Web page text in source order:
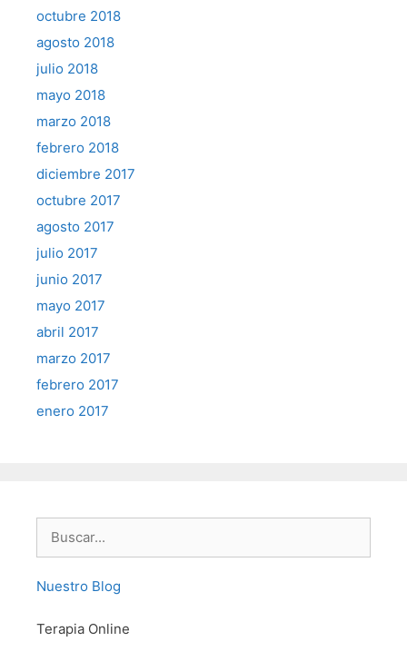
octubre 2018
agosto 2018
julio 2018
mayo 2018
marzo 2018
febrero 2018
diciembre 2017
octubre 2017
agosto 2017
julio 2017
junio 2017
mayo 2017
abril 2017
marzo 2017
febrero 2017
enero 2017
Nuestro Blog
Terapia Online